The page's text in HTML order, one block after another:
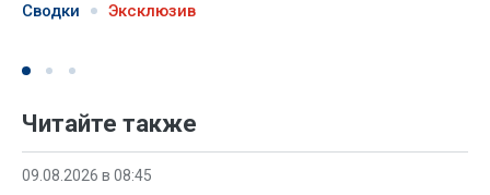
Сводки Эксклюзив
Читайте также
09.08.2026 в 08:45